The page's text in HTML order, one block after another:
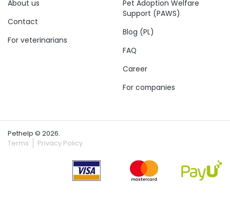
About us
Contact
For veterinarians
Pet Adoption Welfare
Support (PAWS)
Blog (PL)
FAQ
Career
For companies
Pethelp © 2026.
Terms
Privacy Policy